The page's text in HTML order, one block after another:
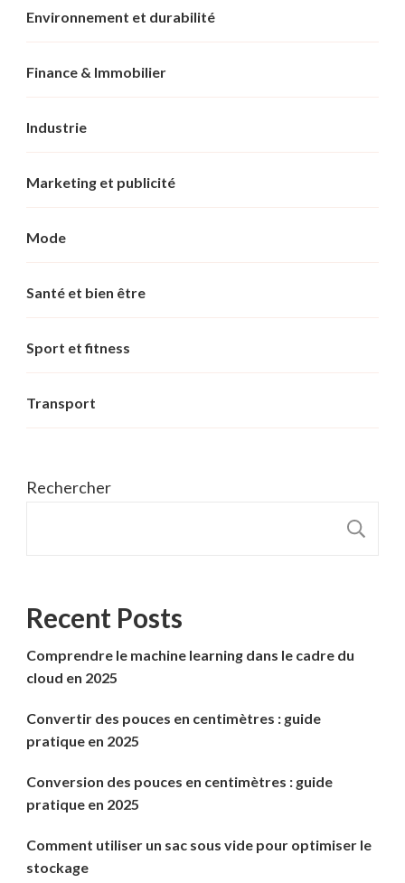
Environnement et durabilité
Finance & Immobilier
Industrie
Marketing et publicité
Mode
Santé et bien être
Sport et fitness
Transport
Rechercher
Recent Posts
Comprendre le machine learning dans le cadre du
cloud en 2025
Convertir des pouces en centimètres : guide
pratique en 2025
Conversion des pouces en centimètres : guide
pratique en 2025
Comment utiliser un sac sous vide pour optimiser le
stockage